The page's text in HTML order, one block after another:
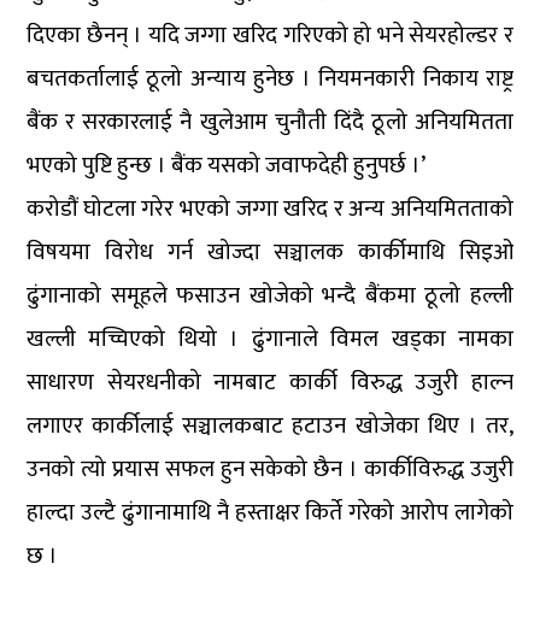
दिएका छैनन् । यदि जग्गा खरिद गरिएको हो भने सेयरहोल्डर र
बचतकर्तालाई ठूलो अन्याय हुनेछ । नियमनकारी निकाय राष्ट्र
बैंक र सरकारलाई नै खुलेआम चुनौती दिंदै ठूलो अनियमितता
भएको पुष्टि हुन्छ । बैंक यसको जवाफदेही हुनुपर्छ ।’
करोडौं घोटला गरेर भएको जग्गा खरिद र अन्य अनियमितताको
विषयमा विरोध गर्न खोज्दा सञ्चालक कार्कीमाथि सिइओ
ढुंगानाको समूहले फसाउन खोजेको भन्दै बैंकमा ठूलो हल्ली
खल्ली मच्चिएको थियो । ढुंगानाले विमल खड्का नामका
साधारण सेयरधनीको नामबाट कार्की विरुद्ध उजुरी हाल्न
लगाएर कार्कीलाई सञ्चालकबाट हटाउन खोजेका थिए । तर,
उनको त्यो प्रयास सफल हुन सकेको छैन । कार्कीविरुद्ध उजुरी
हाल्दा उल्टै ढुंगानामाथि नै हस्ताक्षर किर्ते गरेको आरोप लागेको
छ ।